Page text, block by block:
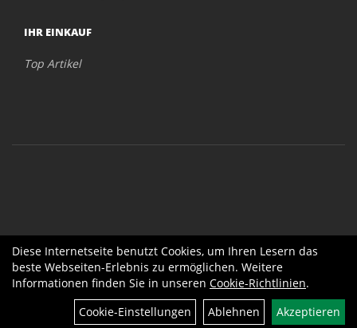
IHR EINKAUF
Top Artikel
Diese Internetseite benutzt Cookies, um Ihren Lesern das
beste Webseiten-Erlebnis zu ermöglichen. Weitere
Informationen finden Sie in unseren Cookie-Richtlinien.
Cookie-Einstellungen
Ablehnen Akzeptieren